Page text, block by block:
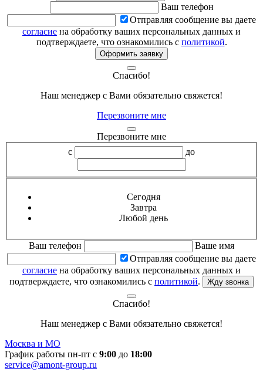
Ваш телефон
Отправляя сообщение вы даете
согласие на обработку ваших персональных данных и
подтверждаете, что ознакомились с политикой.
Оформить заявку
Спасибо!
Наш менеджер с Вами обязательно свяжется!
Перезвоните мне
Перезвоните мне
с
до
Сегодня
Завтра
Любой день
Ваш телефон
Ваше имя
Отправляя сообщение вы даете
согласие на обработку ваших персональных данных и
подтверждаете, что ознакомились с политикой. Жду звонка
Спасибо!
Наш менеджер с Вами обязательно свяжется!
Москва и МО
График работы пн-пт с 9:00 до 18:00
service@amont-group.ru